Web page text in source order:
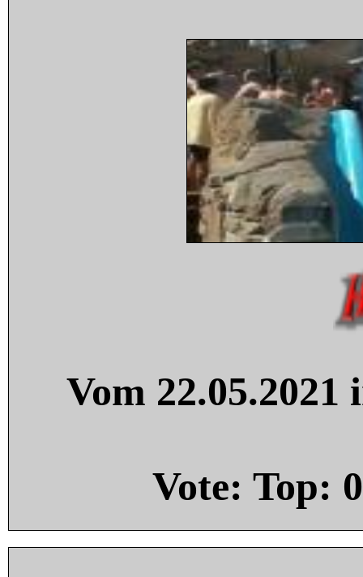
Vom
Vote: Top: 0